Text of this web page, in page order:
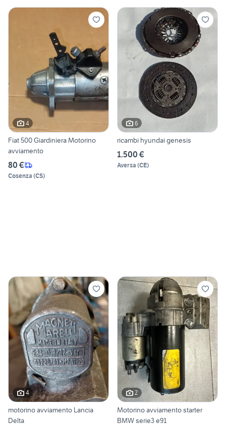
4
Fiat 500 Giardiniera Motorino
avviamento
80 €
Cosenza (CS)
6
ricambi hyundai genesis
1.500 €
Aversa (CE)
4
motorino avviamento Lancia
Delta
2
Motorino avviamento starter
BMW serie3 e91